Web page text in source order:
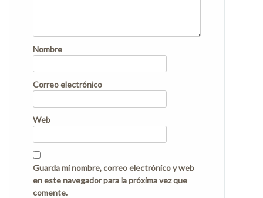
Nombre
Correo electrónico
Web
Guarda mi nombre, correo electrónico y web
en este navegador para la próxima vez que
comente.